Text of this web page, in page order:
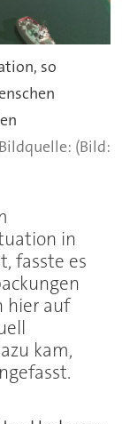
so
(Bild:
in
fasste es
hier auf
kam,